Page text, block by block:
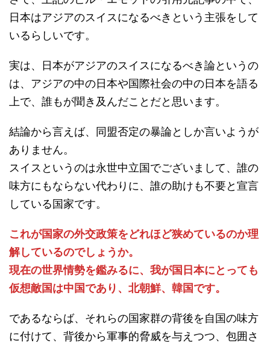
日本はアジアのスイスになるべきという主張をして
いるらしいです。
実は、日本がアジアのスイスになるべき論というの
は、アジアの中の日本や国際社会の中の日本を語る
上で、誰もが聞き及んだことだと思います。
結論から言えば、同盟否定の暴論としか言いようが
ありません。
スイスというのは永世中立国でございまして、誰の
味方にもならない代わりに、誰の助けも不要と宣言
している国家です。
これが国家の外交政策をどれほど狭めているのか理
解しているのでしょうか。
現在の世界情勢を鑑みるに、我が国日本にとっても
仮想敵国は中国であり、北朝鮮、韓国です。
であるならば、それらの国家群の背後を自国の味方
に付けて、背後から軍事的脅威を与えつつ、包囲さ